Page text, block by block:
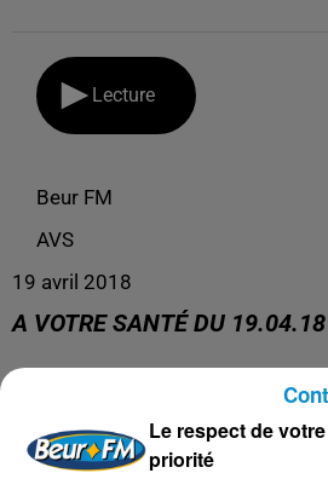
Lecture
Beur FM
AVS
19 avril 2018
A VOTRE SANTÉ DU 19.04.18
Le respect de
priorité